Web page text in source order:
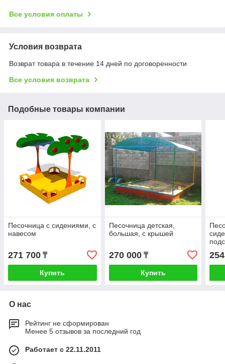
Все условия оплаты
Условия возврата
Возврат товара в течение 14 дней по договоренности
Все условия возврата
Подобные товары компании
Песочница с сидениями, с
навесом
271 700 ₸
Купить
Песочница детская,
большая, с крышей
270 000₸
Купить
О нас
Рейтинг не сформирован
Менее 5 отзывов за последний год
Работает с 22.11.2011